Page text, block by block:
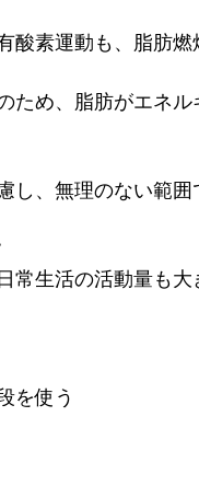
酸素運動も、脂肪
ため、脂肪がエネ
し、無理のない範囲
常生活の活動量も大
を使う